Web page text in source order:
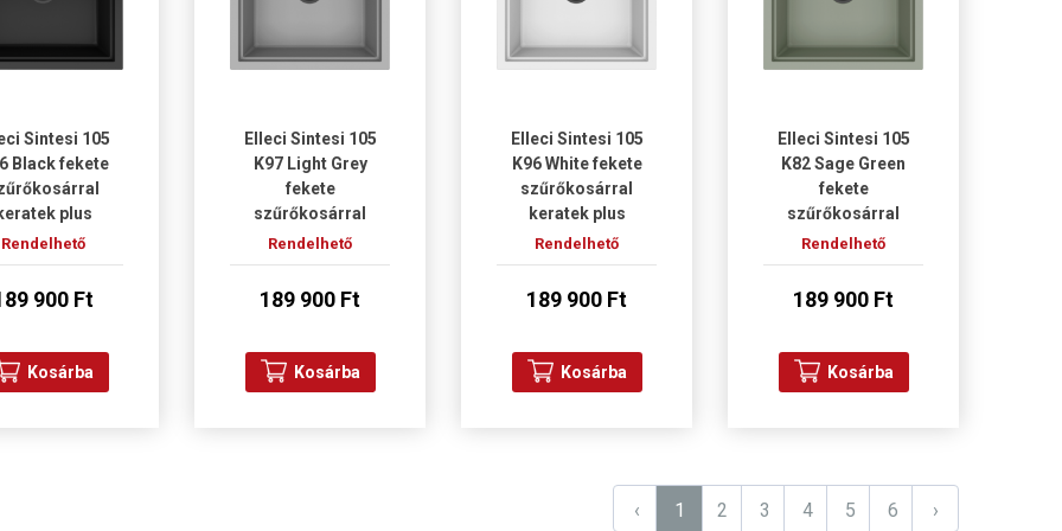
Sintesi 105
Black fekete
keratek plus
Rendelhető
900 Ft
Kosárba
Elleci Sintesi 105
K97 Light Grey
fekete
szűrőkosárral
keratek plus
mosogatótálca
Rendelhető
189 900 Ft
Kosárba
Elleci Sintesi 105
K96 White fekete
szűrőkosárral
keratek plus
mosogatótálca
Rendelhető
189 900 Ft
Kosárba
Elleci Sintesi 105
K82 Sage Green
fekete
szűrőkosárral
keratek plus
mosogatótálca
Rendelhető
189 900 Ft
Kosárba
‹ 1 2 3 4 5 6 ›